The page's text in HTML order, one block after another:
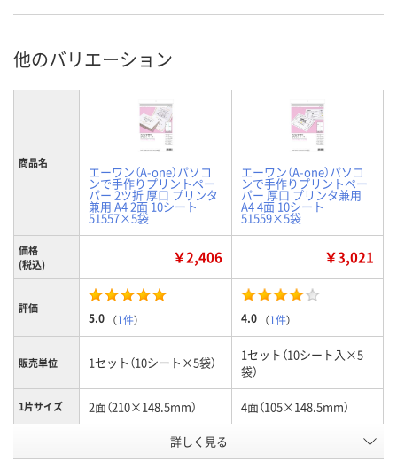
他のバリエーション
商品名
エーワン（A-one）パソコ
ンで手作りプリントペー
パー 2ツ折 厚口 プリンタ
兼用 A4 2面 10シート
51557×5袋
エーワン（A-one）パソコ
ンで手作りプリントペー
パー 厚口 プリンタ兼用
A4 4面 10シート
51559×5袋
価格
(税込)
￥2,406 ￥3,021
評価
5.0 （1件） 4.0 （1件）
販売単位 1セット（10シート×5袋）
1セット（10シート入×5
袋）
1片サイズ 2面（210×148.5mm） 4面（105×148.5mm）
2つ折りポストカードタイ
プ
詳しく見る